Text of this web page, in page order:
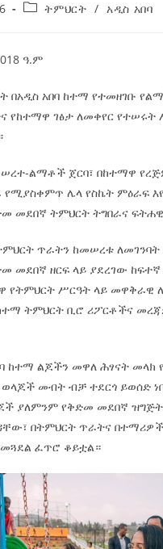
ትምህርት / አዲስ አበባ
ዓ.ም
በአዲስ አበባ ከተማ የተመዘገቡ
የከተማዋ ገፅታ ለመቀየር
ልማቶች ጀርባ፣ በከተማዋ
የሚያስቀምጥ ሌላ የስኬት ምዕራፍ
መደበኛ ትምህርት ትግበራና
ጥራትን ከመሠረቱ
መደበኛ ዘርፍ ላይ ያደረገው ከፍተኛ
የትምህርት ሥርዓት ላይ መዋቅራዊ
ከተማ ትምህርት ቢሮ ሪፖርቶችና
ከተማ ልጆችን መዋለ ሕፃናት መላክ
ወላጆች መብት ብቻ ተደርጎ ይወሰድ
ያለምንም የቅድመ መደበኛ
በትምህርት ጥራትና
መጓደል ፈጥሮ ቆይቷል።